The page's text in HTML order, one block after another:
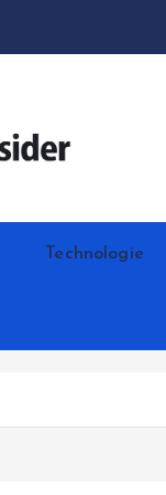
Technologie